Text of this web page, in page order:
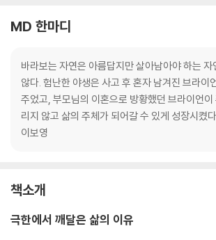
MD 한마디
바라보는 자연은 아름답지만 살아남아야 하는 자
않다. 험난한 야생은 사고 후 혼자 남겨진 브라이
주었고, 부모님의 이혼으로 방황했던 브라이언이
리지 않고 삶의 주체가 되어갈 수 있게 성장시켰
이보영
책소개
극한에서 깨달은 삶의 이유